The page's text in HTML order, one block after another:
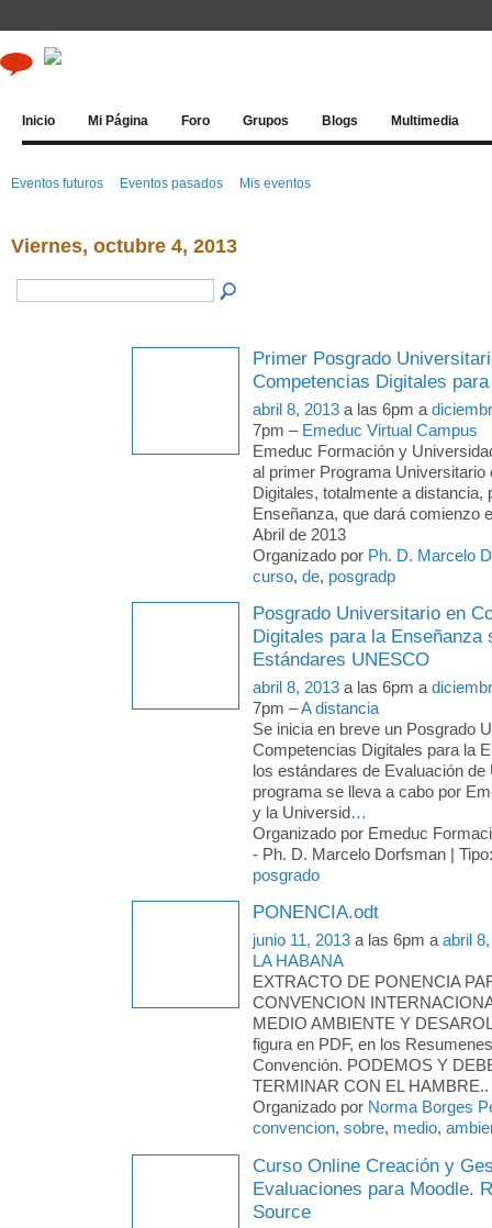
Inicio Mi Página Foro Grupos Blogs Multimedia
Eventos futuros Eventos pasados Mis eventos
Viernes, octubre 4, 2013
Primer Posgrado
Competencias Digitales
abril 8, 2013 a las 6pm a
7pm – Emeduc Virtual Campus
Emeduc Formación y
al primer Programa Universitario
Digitales, totalmente a distancia,
Enseñanza, que dará comienzo
Abril de 2013
Organizado por Ph. D. Marcelo
curso, de, posgradp
Posgrado Universitario en
Digitales para la Enseñanza
Estándares UNESCO
abril 8, 2013 a las 6pm a
7pm –A distancia
Se inicia en breve un Posgrado
Competencias Digitales para la
los estándares de Evaluación
programa se lleva a cabo por
y la Universid…
Organizado por Emeduc
- Ph. D. Marcelo Dorfsman |
posgrado
PONENCIA.odt
junio 11, 2013 a las 6pm aabril
LA HABANA
EXTRACTO DE PONENCIA
CONVENCION
MEDIO AMBIENTE Y
figura en PDF, en los
Convención. PODEMOS Y
TERMINAR CON EL HAMBRE..
Organizado por Norma Borges
convencion, sobre, medio,
Curso Online Creación y
Evaluaciones para Moodle.
Source